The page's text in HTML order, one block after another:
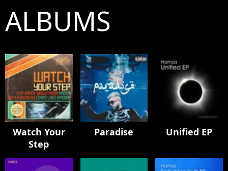
ALBUMS
Watch Your
Step
Paradise Unified EP